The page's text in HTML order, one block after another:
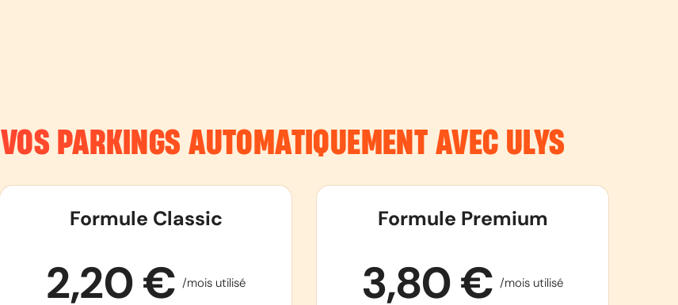
PARKINGS AUTOMATIQUEMENT AVEC ULYS
Formule Classic
2,20 € /mois utilisé
Formule Premium
3,80 € /mois utilisé